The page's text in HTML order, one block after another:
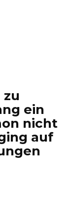
zu
ein
nicht
auf